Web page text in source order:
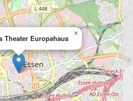
Theater Europahaus
×